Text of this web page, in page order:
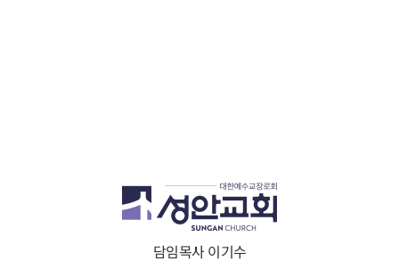
담임목사 이기수